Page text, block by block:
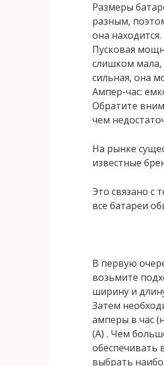
Размеры
разным,
она находится.
Пусковая
слишком мала,
сильная, она
Ампер-час:
Обратите
чем
На рынке
известные
Это связано с
все батареи
В первую
возьмите
ширину и
Затем
амперы в час
(A) . Чем
обеспечивать
выбрать